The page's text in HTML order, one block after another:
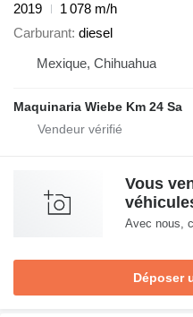
2019
1 078 m/h
Carburant diesel
Mexique, Chihuahua
Maquinaria Wiebe Km 24 Sa
Vous
Avec nous,
Déposer